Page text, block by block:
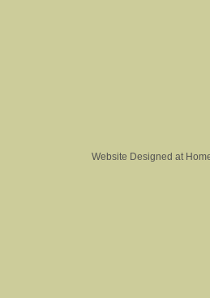
Website Designed at